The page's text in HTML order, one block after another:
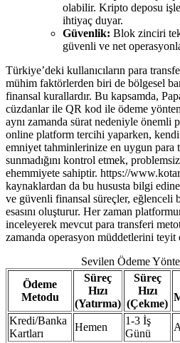
olabilir. Kripto deposu
ihtiyaç duyar.
Güvenlik: Blok zinciri
güvenli ve net
Türkiye’deki kullanıcıların para
mühim faktörlerden biri de bölgesel
finansal kurallardır. Bu kapsamda,
cüzdanlar ile QR kod ile ödeme
aynı zamanda sürat nedeniyle önemli
online platform tercihi yaparken,
emniyet tahminlerinize en uygun para
sunmadığını kontrol etmek,
ehemmiyete sahiptir. https://
kaynaklardan da bu hususta bilgi
ve güvenli finansal süreçler, eğlenceli
esasını oluşturur. Her zaman
inceleyerek mevcut para transferi
zamanda operasyon müddetlerini teyit
Sevilen Ödeme
Ödeme
Metodu
Süreç
Hızı
(Yatırma)
Süreç
Hızı
(Çekme)
Kredi/Banka
Kartları
Hemen
1-3 İş
Günü